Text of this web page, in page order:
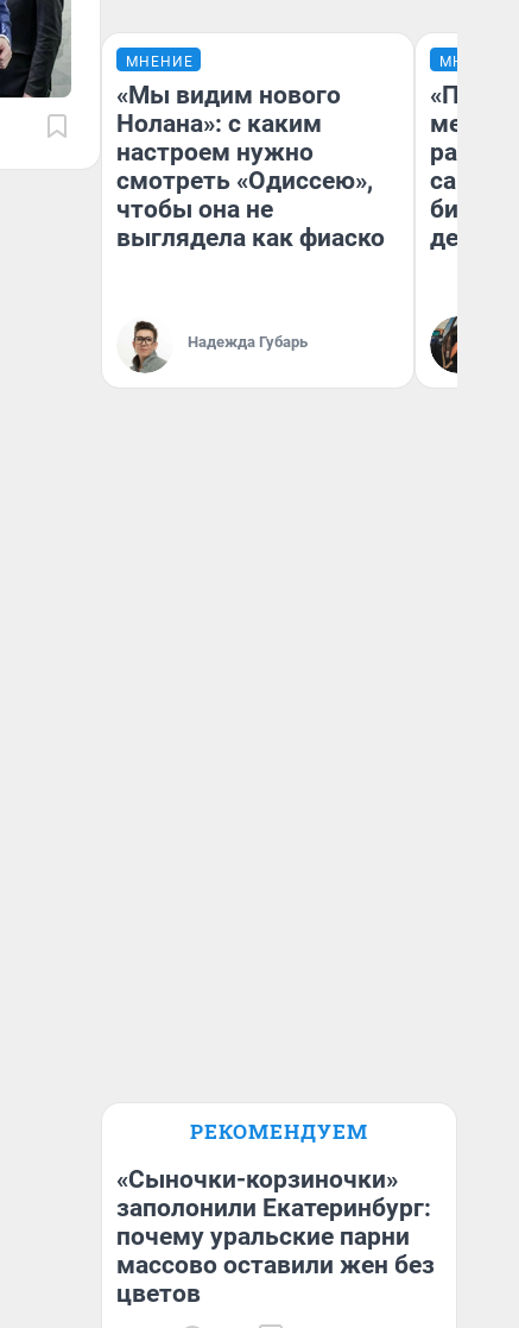
МНЕНИЕ
«Мы видим нового
Нолана»: с каким
настроем нужно
смотреть «Одиссею»,
чтобы она не
выглядела как фиаско
Надежда Губарь
МНЕНИЕ
самом
РЕКОМЕНДУЕМ
«Сыночки-корзиночки»
заполонили Екатеринбург:
почему уральские парни
массово оставили жен без
цветов